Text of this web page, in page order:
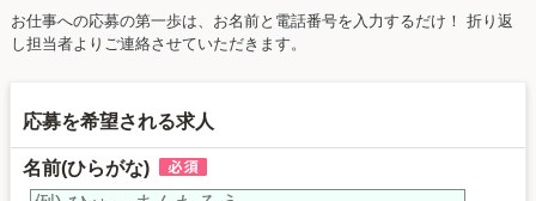
お仕事への応募の第一歩は、お名前と電話番号を入力するだけ！ 折り返
し担当者よりご連絡させていただきます。
応募を希望される求人
名前(ひらがな)